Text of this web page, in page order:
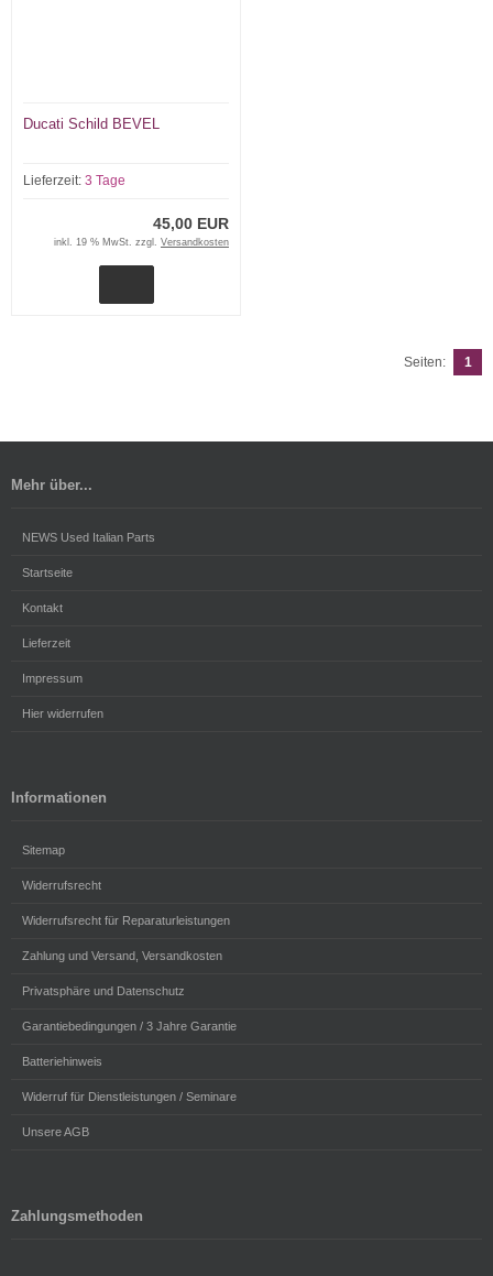
Ducati Schild BEVEL
Lieferzeit: 3 Tage
45,00 EUR
inkl. 19 % MwSt. zzgl. Versandkosten
Seiten: 1
Mehr über...
NEWS Used Italian Parts
Startseite
Kontakt
Lieferzeit
Impressum
Hier widerrufen
Informationen
Sitemap
Widerrufsrecht
Widerrufsrecht für Reparaturleistungen
Zahlung und Versand, Versandkosten
Privatsphäre und Datenschutz
Garantiebedingungen / 3 Jahre Garantie
Batteriehinweis
Widerruf für Dienstleistungen / Seminare
Unsere AGB
Zahlungsmethoden